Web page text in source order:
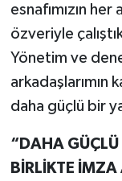
esnafımızın
özveriyle
Yönetim ve
arkadaşlarımın
daha güçlü bir
“DAHA
BİRLİKTE